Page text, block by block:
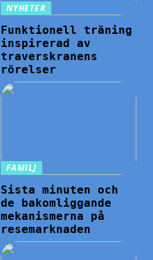
NYHETER
Funktionell träning
inspirerad av
traverskranens
rörelser
FAMILJ
Sista minuten och
de bakomliggande
mekanismerna på
resemarknaden